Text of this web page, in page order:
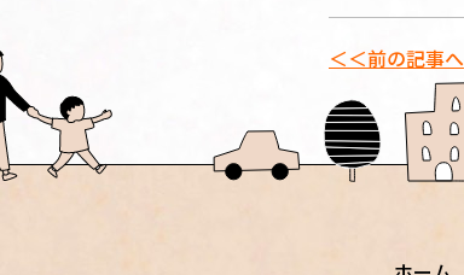
＜＜前の記事へ